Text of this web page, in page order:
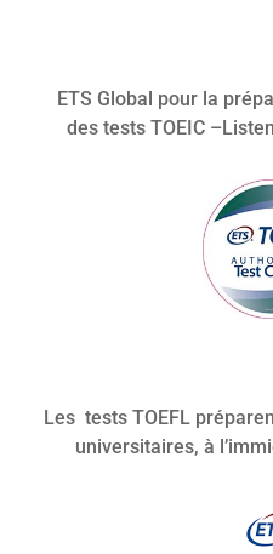
ETS Global pour la
des tests TOEIC
Les tests TOEFL
universitaires, à